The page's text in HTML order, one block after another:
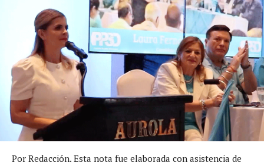
Por Redacción. Esta nota fue elaborada con asistencia de